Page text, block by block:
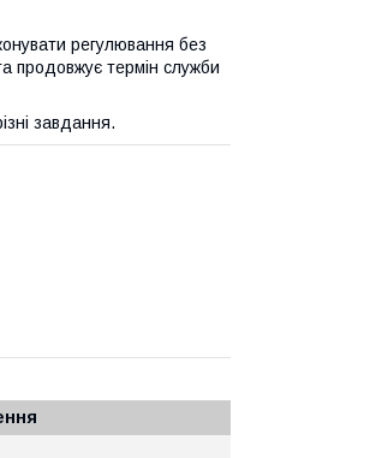
регулювання без
продовжує термін служби
завдання.